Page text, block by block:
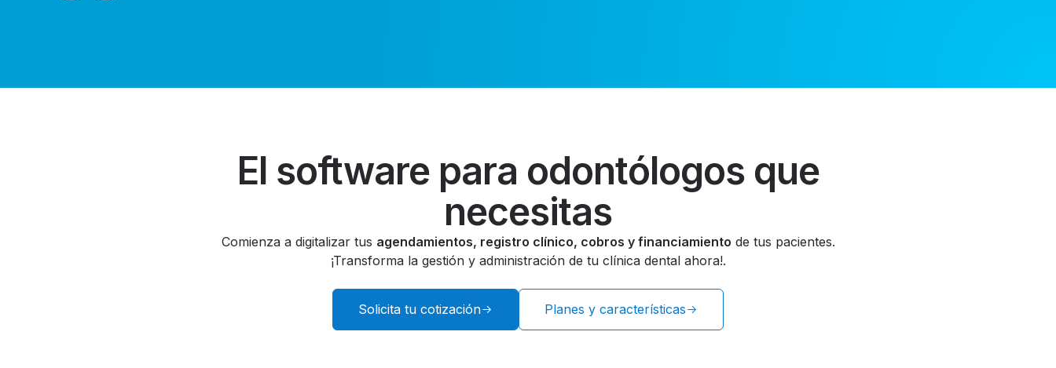
El software para odontólogos que
necesitas
Comienza a digitalizar tus agendamientos, registro clínico, cobros y financiamiento de tus pacientes.
¡Transforma la gestión y administración de tu clínica dental ahora!.
Solicita tu cotización Planes y características